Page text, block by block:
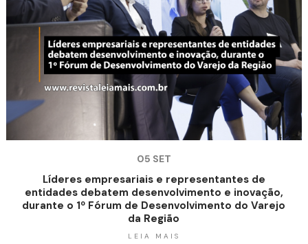
05 SET
Líderes empresariais e representantes de
entidades debatem desenvolvimento e inovação,
durante o 1º Fórum de Desenvolvimento do Varejo
da Região
LEIA MAIS